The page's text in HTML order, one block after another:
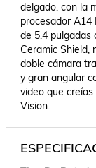
delgado, con la
procesador A14
de 5.4 pulgadas
Ceramic Shield,
doble cámara
y gran angular
video que
Vision.